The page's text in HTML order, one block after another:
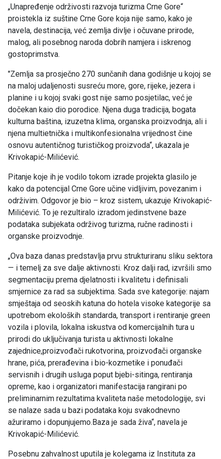
„Unapređenje održivosti razvoja turizma Crne Gore“
proistekla iz suštine Crne Gore koja nije samo, kako je
navela, destinacija, već zemlja divlje i očuvane prirode,
malog, ali posebnog naroda dobrih namjera i iskrenog
gostoprimstva.
"Zemlja sa prosječno 270 sunčanih dana godišnje u kojoj se
na maloj udaljenosti susreću more, gore, rijeke, jezera i
planine i u kojoj svaki gost nije samo posjetilac, već je
dočekan kaio dio porodice. Njena duga tradicija, bogata
kulturna baština, izuzetna klima, organska proizvodnja, ali i
njena multietnička i multikonfesionalna vrijednost čine
osnovu autentičnog turističkog proizvoda“, ukazala je
Krivokapić-Milićević.
Pitanje koje ih je vodilo tokom izrade projekta glasilo je
kako da potencijal Crne Gore učine vidljivim, povezanim i
održivim. Odgovor je bio – kroz sistem, ukazuje Krivokapić-
Milićević. To je rezultiralo izradom jedinstvene baze
podataka subjekata održivog turizma, ručne radinosti i
organske proizvodnje.
„Ova baza danas predstavlja prvu strukturiranu sliku sektora
— i temelj za sve dalje aktivnosti. Kroz dalji rad, izvršili smo
segmentaciju prema djelatnosti i kvalitetu i definisali
smjernice za rad sa subjektima. Sada sve kategorije: najam
smještaja od seoskih katuna do hotela visoke kategorije sa
upotrebom ekoloških standarda, transport i rentiranje green
vozila i plovila, lokalna iskustva od komercijalnih tura u
prirodi do uključivanja turista u aktivnosti lokalne
zajednice,proizvođači rukotvorina, proizvođači organske
hrane, pića, prerađevina i bio-kozmetike i ponuđači
servisnih i drugih usluga poput bjebi-sitinga, rentiranja
opreme, kao i organizatori manifestacija rangirani po
preliminarnim rezultatima kvaliteta naše metodologije, svi
se nalaze sada u bazi podataka koju svakodnevno
ažuriramo i dopunjujemo.Baza je sada živa“, navela je
Krivokapić-Milićević.
Posebnu zahvalnost uputila je kolegama iz Instituta za